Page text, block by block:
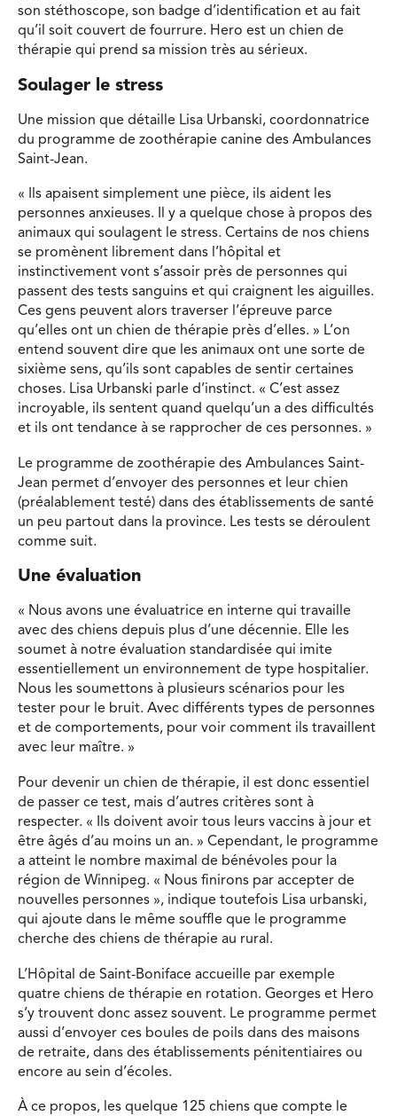
son stéthoscope, son badge d’identification et au fait
qu’il soit couvert de fourrure. Hero est un chien de
thérapie qui prend sa mission très au sérieux.
Soulager le stress
Une mission que détaille Lisa Urbanski, coordonnatrice
du programme de zoothérapie canine des Ambulances
Saint-Jean.
« Ils apaisent simplement une pièce, ils aident les
personnes anxieuses. Il y a quelque chose à propos des
animaux qui soulagent le stress. Certains de nos chiens
se promènent librement dans l’hôpital et
instinctivement vont s’assoir près de personnes qui
passent des tests sanguins et qui craignent les aiguilles.
Ces gens peuvent alors traverser l’épreuve parce
qu’elles ont un chien de thérapie près d’elles. » L’on
entend souvent dire que les animaux ont une sorte de
sixième sens, qu’ils sont capables de sentir certaines
choses. Lisa Urbanski parle d’instinct. « C’est assez
incroyable, ils sentent quand quelqu’un a des difficultés
et ils ont tendance à se rapprocher de ces personnes. »
Le programme de zoothérapie des Ambulances Saint-
Jean permet d’envoyer des personnes et leur chien
(préalablement testé) dans des établissements de santé
un peu partout dans la province. Les tests se déroulent
comme suit.
Une évaluation
« Nous avons une évaluatrice en interne qui travaille
avec des chiens depuis plus d’une décennie. Elle les
soumet à notre évaluation standardisée qui imite
essentiellement un environnement de type hospitalier.
Nous les soumettons à plusieurs scénarios pour les
tester pour le bruit. Avec différents types de personnes
et de comportements, pour voir comment ils travaillent
avec leur maître. »
Pour devenir un chien de thérapie, il est donc essentiel
de passer ce test, mais d’autres critères sont à
respecter. « Ils doivent avoir tous leurs vaccins à jour et
être âgés d’au moins un an. » Cependant, le programme
a atteint le nombre maximal de bénévoles pour la
région de Winnipeg. « Nous finirons par accepter de
nouvelles personnes », indique toutefois Lisa urbanski,
qui ajoute dans le même souffle que le programme
cherche des chiens de thérapie au rural.
L’Hôpital de Saint-Boniface accueille par exemple
quatre chiens de thérapie en rotation. Georges et Hero
s’y trouvent donc assez souvent. Le programme permet
aussi d’envoyer ces boules de poils dans des maisons
de retraite, dans des établissements pénitentiaires ou
encore au sein d’écoles.
À ce propos, les quelque 125 chiens que compte le